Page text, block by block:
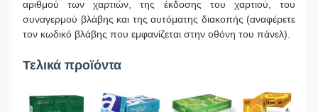
αριθμού των χαρτιών, της έκδοσης του χαρτιού, του
συναγερμού βλάβης και της αυτόματης διακοπής (αναφέρετε
τον κωδικό βλάβης που εμφανίζεται στην οθόνη του πάνελ).
Τελικά προϊόντα